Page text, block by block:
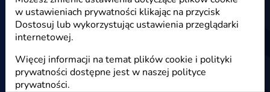
E-marketing
w ustawieniach prywatności klikając na przycisk
Dostosuj lub wykorzystując ustawienia przeglądarki
internetowej.
Więcej informacji na temat plików cookie i polityki
prywatności dostępne jest w naszej polityce
prywatności.